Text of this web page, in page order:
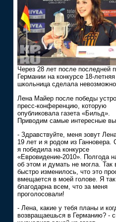
Через 28 лет после последней
Германии на конкурсе 18-летняя
школьница сделала
Лена Майер после победы
пресс-конференцию, которую
опубликовала газета «Бильд».
Приводим самые интересные
- Здравствуйте, меня зовут
19 лет и я родом из Ганновера.
я победила на конкурсе
«Евровидение-2010». Полгода
об этом и думать не могла. Так
быстро изменилось, что это
вмещается в моей голове. Я так
благодарна всем, что за меня
проголосовали!
- Лена, какие у тебя планы и
возвращаешься в Германию? -